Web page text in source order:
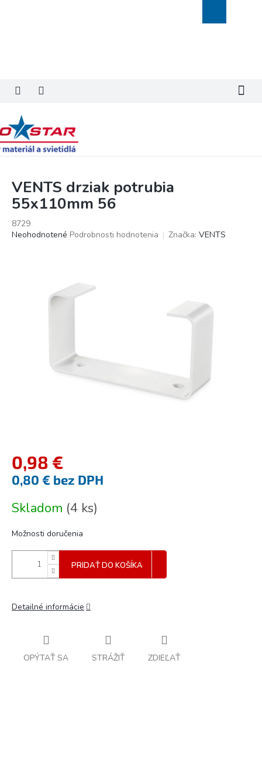
košík
VENTS drziak potrubia
55x110mm 56
8729
Priemerné
Neohodnotené Podrobnosti hodnotenia Značka: VENTS
0,98 €
0,80 € bez DPH
cena:
Skladom (4 ks)
Možnosti doručenia
PRIDAŤ DO KOŠÍKA
Detailné informácie
OPÝTAŤ SA STRÁŽIŤ ZDIEĽAŤ